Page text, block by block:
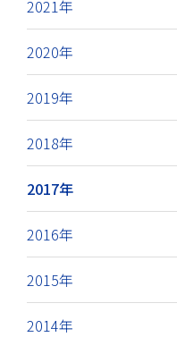
2021年
2020年
2019年
2018年
2017年
2016年
2015年
2014年